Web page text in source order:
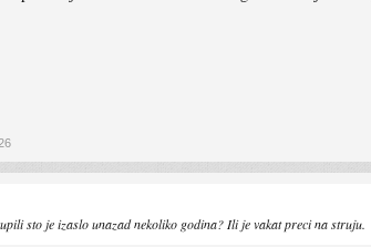
sto je izaslo unazad nekoliko godina? Ili je vakat preci na struju.